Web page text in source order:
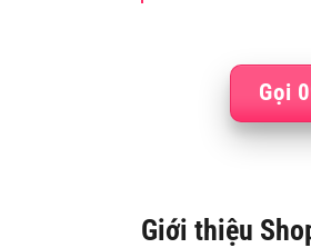
Gọi
Giới thiệu